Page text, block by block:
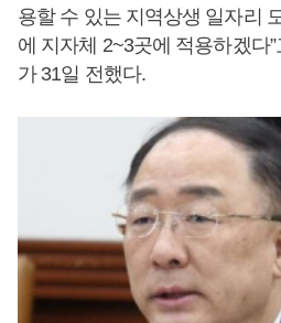
용할 수 있는 지역상생 일자리
에 지자체 2~3곳에 적용하겠다
가 31일 전했다.